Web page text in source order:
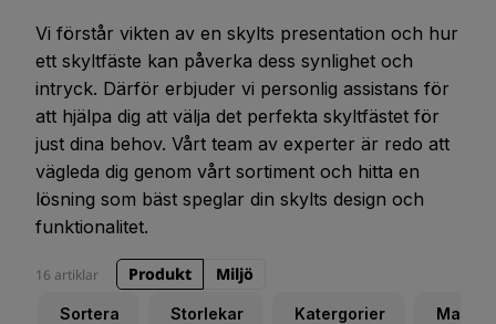
Vi förstår vikten av en skylts presentation och hur
ett skyltfäste kan påverka dess synlighet och
intryck. Därför erbjuder vi personlig assistans för
att hjälpa dig att välja det perfekta skyltfästet för
just dina behov. Vårt team av experter är redo att
vägleda dig genom vårt sortiment och hitta en
lösning som bäst speglar din skylts design och
funktionalitet.
Sortera Storlekar Katergorier
16 artiklar Produkt Miljö